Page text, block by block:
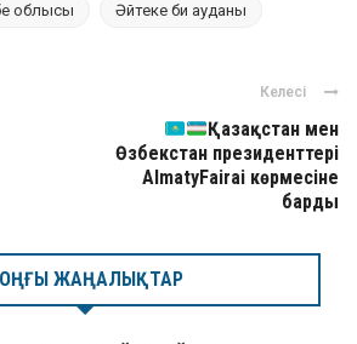
облысы Әйтеке би ауданы
Келесі
Қазақстан мен
Өзбекстан президенттері
AlmatyFairai көрмесіне
барды
ЖАҢАЛЫҚТАР